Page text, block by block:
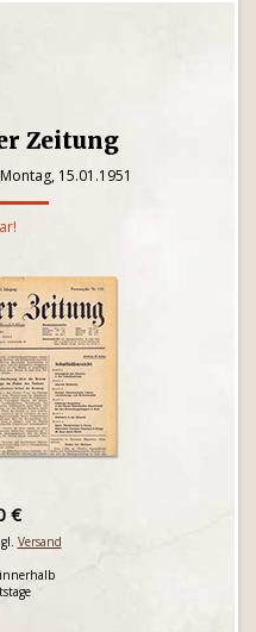
Zeitung
15.01.1951
€
Versand